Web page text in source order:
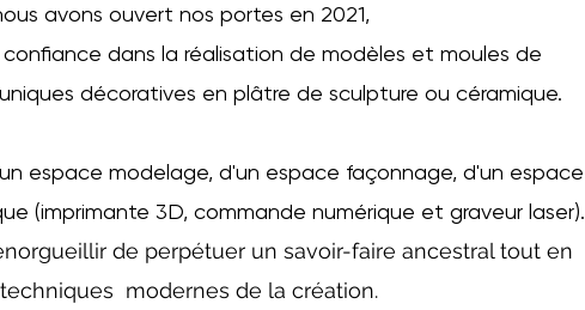
avons ouvert nos portes en 2021,
dans la réalisation de modèles et moules de
décoratives en plâtre de sculpture ou céramique.
espace modelage, d'un espace façonnage, d'un espace
(imprimante 3D, commande numérique et graveur laser).
de perpétuer un savoir-faire ancestral tout en
modernes de la création.